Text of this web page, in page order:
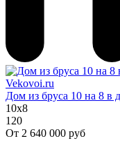
Дом из бруса 10 на 8 в
10x8
120
От 2 640 000 руб